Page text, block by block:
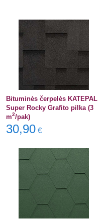
Bituminės čerpelės KATEPAL
Super Rocky Grafito pilka (3
m2/pak)
30,90 €